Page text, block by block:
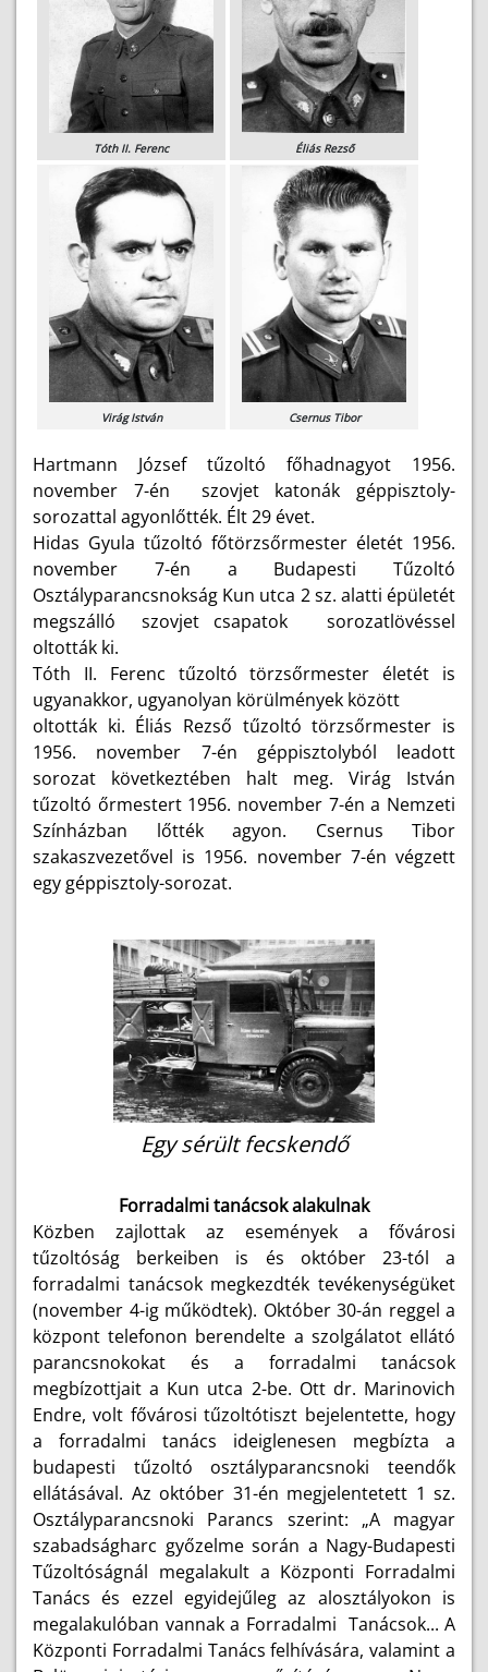
Tóth II. Ferenc Éliás Rezső
Virág István Csernus Tibor
Hartmann József tűzoltó főhadnagyot 1956.
november 7-én szovjet katonák géppisztoly-
sorozattal agyonlőtték. Élt 29 évet.
Hidas Gyula tűzoltó főtörzsőrmester életét 1956.
november 7-én a Budapesti Tűzoltó
Osztályparancsnokság Kun utca 2 sz. alatti épületét
megszálló szovjet csapatok sorozatlövéssel
oltották ki.
Tóth II. Ferenc tűzoltó törzsőrmester életét is
ugyanakkor, ugyanolyan körülmények között
oltották ki. Éliás Rezső tűzoltó törzsőrmester is
1956. november 7-én géppisztolyból leadott
sorozat következtében halt meg. Virág István
tűzoltó őrmestert 1956. november 7-én a Nemzeti
Színházban lőtték agyon. Csernus Tibor
szakaszvezetővel is 1956. november 7-én végzett
egy géppisztoly-sorozat.
Egy sérült fecskendő
Forradalmi tanácsok alakulnak
Közben zajlottak az események a fővárosi
tűzoltóság berkeiben is és október 23-tól a
forradalmi tanácsok megkezdték tevékenységüket
(november 4-ig működtek). Október 30-án reggel a
központ telefonon berendelte a szolgálatot ellátó
parancsnokokat és a forradalmi tanácsok
megbízottjait a Kun utca 2-be. Ott dr. Marinovich
Endre, volt fővárosi tűzoltótiszt bejelentette, hogy
a forradalmi tanács ideiglenesen megbízta a
budapesti tűzoltó osztályparancsnoki teendők
ellátásával. Az október 31-én megjelentetett 1 sz.
Osztályparancsnoki Parancs szerint: „A magyar
szabadságharc győzelme során a Nagy-Budapesti
Tűzoltóságnál megalakult a Központi Forradalmi
Tanács és ezzel egyidejűleg az alosztályokon is
megalakulóban vannak a Forradalmi Tanácsok... A
Központi Forradalmi Tanács felhívására, valamint a